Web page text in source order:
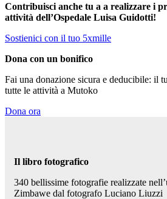
Contribuisci anche tu a a realizzare i
attività dell’Ospedale Luisa Guidotti!
Sostienici con il tuo 5xmille
Dona con un bonifico
Fai una donazione sicura e deducibile: il
tutte le attività a Mutoko
Dona ora
Il libro fotografico
340 bellissime fotografie realizzate
Zimbawe dal fotografo Luciano Liuzzi